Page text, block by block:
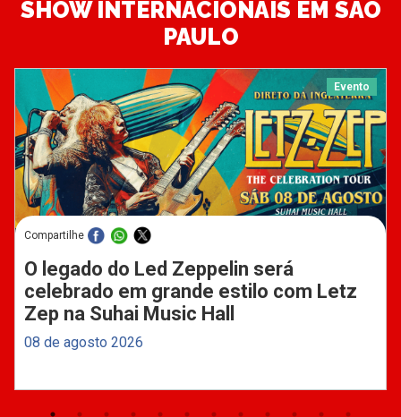
SHOW INTERNACIONAIS EM SÃO
PAULO
Evento
Compartilhe
O legado do Led Zeppelin será
celebrado em grande estilo com Letz
Zep na Suhai Music Hall
08 de agosto 2026